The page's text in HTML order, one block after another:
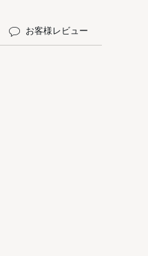
お客様レビュー